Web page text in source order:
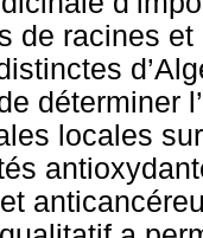
de racines
déterminer
locales